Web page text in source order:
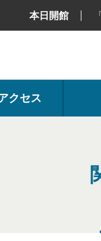
本日開館
クセス